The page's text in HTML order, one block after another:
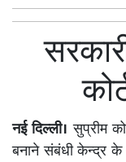
नई दिल्ली। सुप्रीम
बनाने संबंधी केन्द्र